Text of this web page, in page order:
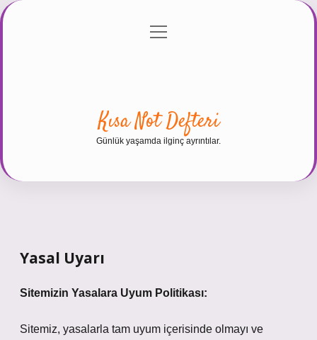
Gizlilik Politikası
menüyü
Kısa Not Defteri
Günlük yaşamda ilginç ayrıntılar.
Yasal Uyarı
Sitemizin Yasalara Uyum Politikası:
Sitemiz, yasalarla tam uyum içerisinde olmayı ve